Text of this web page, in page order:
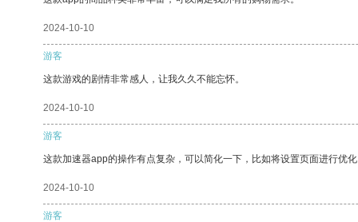
2024-10-10
游客
这款游戏的剧情非常感人，让我久久不能忘怀。
2024-10-10
游客
这款加速器app的操作有点复杂，可以简化一下，比如将设置页面进行优
2024-10-10
游客